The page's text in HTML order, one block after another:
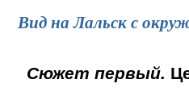
Вид на Лальск с
Сюжет первый.